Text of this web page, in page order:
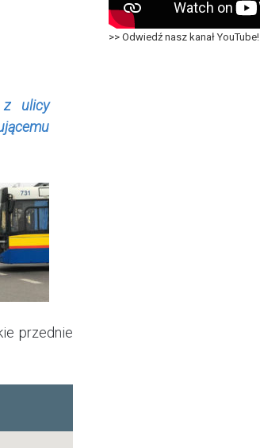
z ulicy
przednie
>> Odwiedź nasz kanał YouTube!